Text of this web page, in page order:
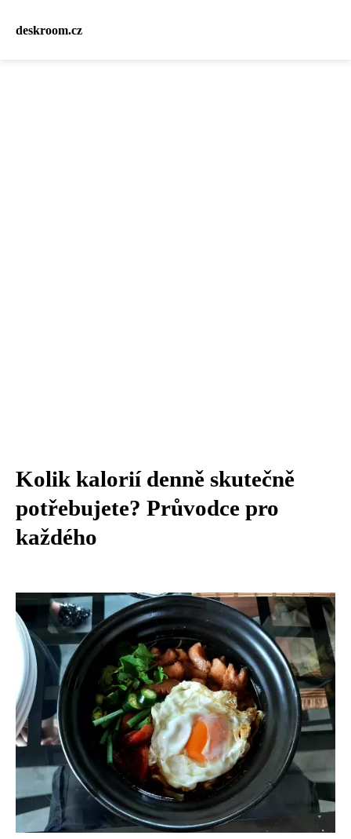
deskroom.cz
Kolik kalorií denně skutečně
potřebujete? Průvodce pro
každého